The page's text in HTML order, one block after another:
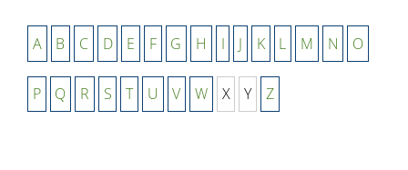
A B C D E F G H I J K L M N O
P Q R S T U V W X Y Z